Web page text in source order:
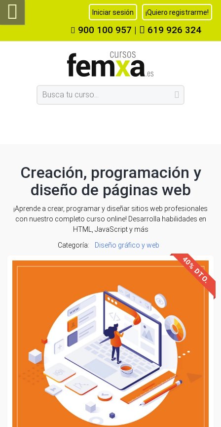
Iniciar sesión ¡Quiero registrarme!
900 100 957 | 619 926 324
Creación, programación y
diseño de páginas web
¡Aprende a crear, programar y diseñar sitios web profesionales
con nuestro completo curso online! Desarrolla habilidades en
HTML, JavaScript y más
Categoría:
Diseño gráfico y web
40% DTO.